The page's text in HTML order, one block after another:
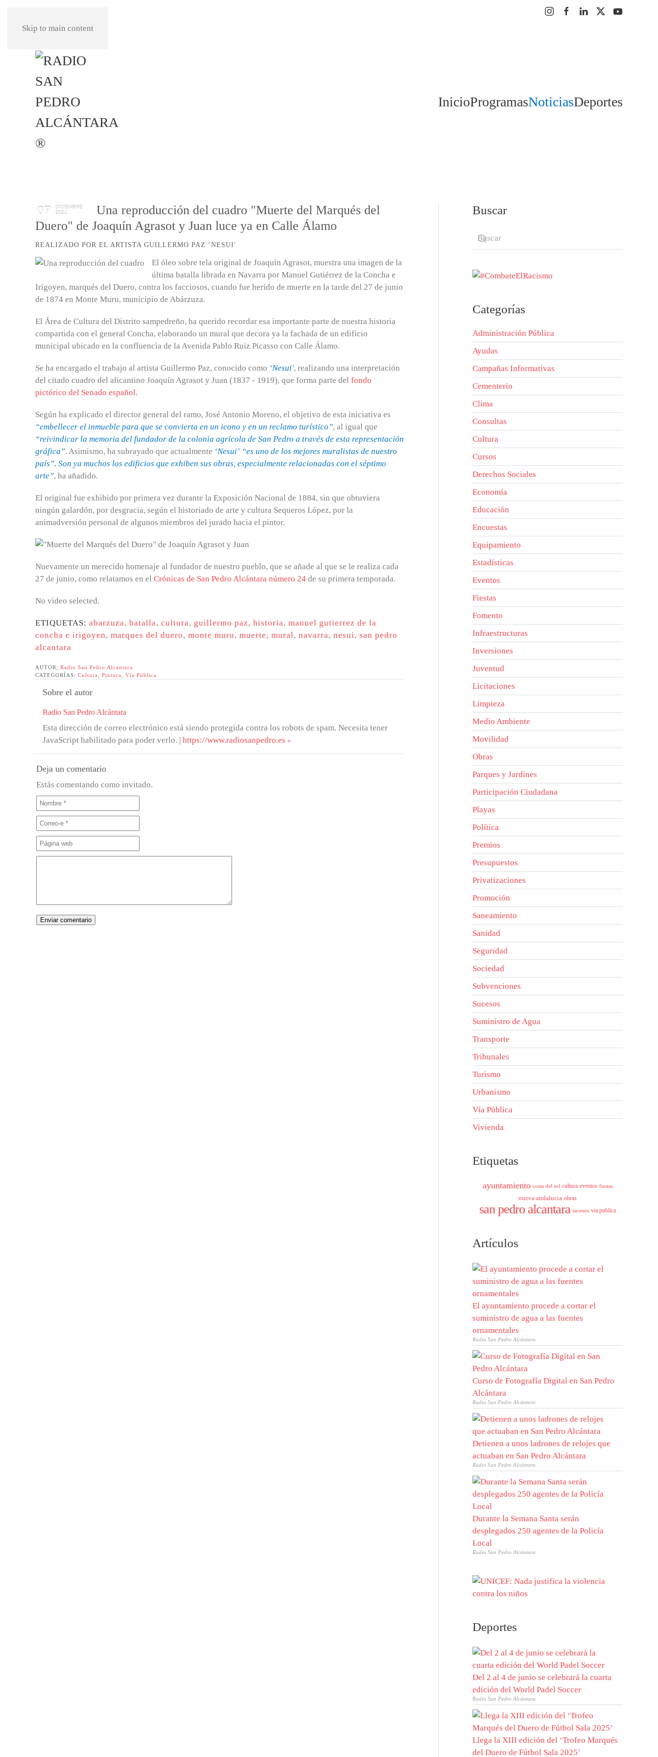
Skip to main content
InicioProgramasNoticiasDeportes
07
DICIEMBRE
2021
Una reproducción del cuadro "Muerte del Marqués del
Duero" de Joaquín Agrasot y Juan luce ya en Calle Álamo
REALIZADO POR EL ARTISTA GUILLERMO PAZ ‘NESUI'
El óleo sobre tela original de Joaquín Agrasot, muestra una imagen de la
última batalla librada en Navarra por Manuel Gutiérrez de la Concha e
Irigoyen, marqués del Duero, contra los facciosos, cuando fue herido de muerte en la tarde del 27 de junio
de 1874 en Monte Muru, municipio de Abárzuza.
El Área de Cultura del Distrito sampedreño, ha querido recordar esa importante parte de nuestra historia
compartida con el general Concha, elaborando un mural que decora ya la fachada de un edificio
municipal ubicado en la confluencia de la Avenida Pablo Ruiz Picasso con Calle Álamo.
Se ha encargado el trabajo al artista Guillermo Paz, conocido como ‘Nesui', realizando una interpretación
del citado cuadro del alicantino Joaquín Agrasot y Juan (1837 - 1919), que forma parte del fondo
pictórico del Senado español.
Según ha explicado el director general del ramo, José Antonio Moreno, el objetivo de esta iniciativa es
“embellecer el inmueble para que se convierta en un icono y en un reclamo turístico”, al igual que
“reivindicar la memoria del fundador de la colonia agrícola de San Pedro a través de esta representación
gráfica”. Asimismo, ha subrayado que actualmente ‘Nesui’ “es uno de los mejores muralistas de nuestro
país”. Son ya muchos los edificios que exhiben sus obras, especialmente relacionadas con el séptimo
arte”, ha añadido.
El original fue exhibido por primera vez durante la Exposición Nacional de 1884, sin que obtuviera
ningún galardón, por desgracia, según el historiado de arte y cultura Sequeros López, por la
animadversión personal de algunos miembros del jurado hacia el pintor.
Nuevamente un merecido homenaje al fundador de nuestro pueblo, que se añade al que se le realiza cada
27 de junio, como relatamos en el Crónicas de San Pedro Alcántara número 24 de su primera temporada.
No video selected.
ETIQUETAS: abarzuza, batalla, cultura, guillermo paz, historia, manuel gutierrez de la
concha e irigoyen, marques del duero, monte muru, muerte, mural , navarra, nesui , san pedro
alcantara
AUTOR; Radio San Pedro Alcántara
CATEGORÍAS: Cultura Pintura Vía Pública
Sobre el autor
Radio San Pedro Alcántara
Esta dirección de correo electrónico está siendo protegida contra los robots de spam. Necesita tener
JavaScript habilitado para poder verlo. | https://www.radiosanpedro.es
Deja un comentario
Estás comentando como invitado.
Buscar
Categorías
Administración Pública
Ayudas
Campañas Informativas
Cementerio
Clima
Consultas
Cultura
Cursos
Derechos Sociales
Economía
Educación
Encuestas
Equipamiento
Estadísticas
Eventos
Fiestas
Fomento
Infraestructuras
Inversiones
Juventud
Licitaciones
Limpieza
Medio Ambiente
Movilidad
Obras
Parques y Jardines
Participación Ciudadana
Playas
Política
Premios
Presupuestos
Privatizaciones
Promoción
Saneamiento
Sanidad
Seguridad
Sociedad
Subvenciones
Sucesos
Suministro de Agua
Transporte
Tribunales
Turismo
Urbanismo
Vía Pública
Vivienda
Etiquetas
ayuntamiento costa del sol cultura eventos fiestas
nueva andalucia obras
san pedro alcantara sucesos via publica
Artículos
El ayuntamiento procede a cortar el
suministro de agua a las fuentes
ornamentales
Radio San Pedro Alcántara
Curso de Fotografía Digital en San Pedro
Alcántara
Radio San Pedro Alcántara
Detienen a unos ladrones de relojes que
actuaban en San Pedro Alcántara
Radio San Pedro Alcántara
Durante la Semana Santa serán
desplegados 250 agentes de la Policía
Local
Radio San Pedro Alcántara
Deportes
Del 2 al 4 de junio se celebrará la cuarta
edición del World Padel Soccer
Radio San Pedro Alcántara
Llega la XIII edición del ‘Trofeo Marqués
del Duero de Fútbol Sala 2025’